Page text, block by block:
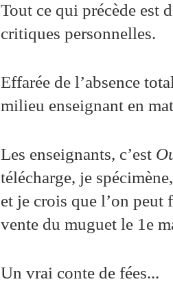
Tout ce qui précède est
critiques personnelles.
Effarée de l’absence
milieu enseignant en
Les enseignants, c’est
télécharge, je
et je crois que l’on
vente du muguet le 1e
Un vrai conte de fées...